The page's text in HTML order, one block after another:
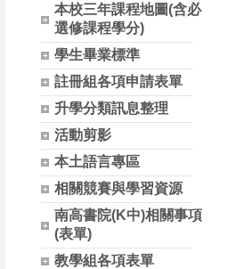
本校三年課程地圖(含必
選修課程學分)
學生畢業標準
註冊組各項申請表單
升學分類訊息整理
活動剪影
本土語言專區
相關競賽與學習資源
南高書院(K中)相關事項
(表單)
教學組各項表單